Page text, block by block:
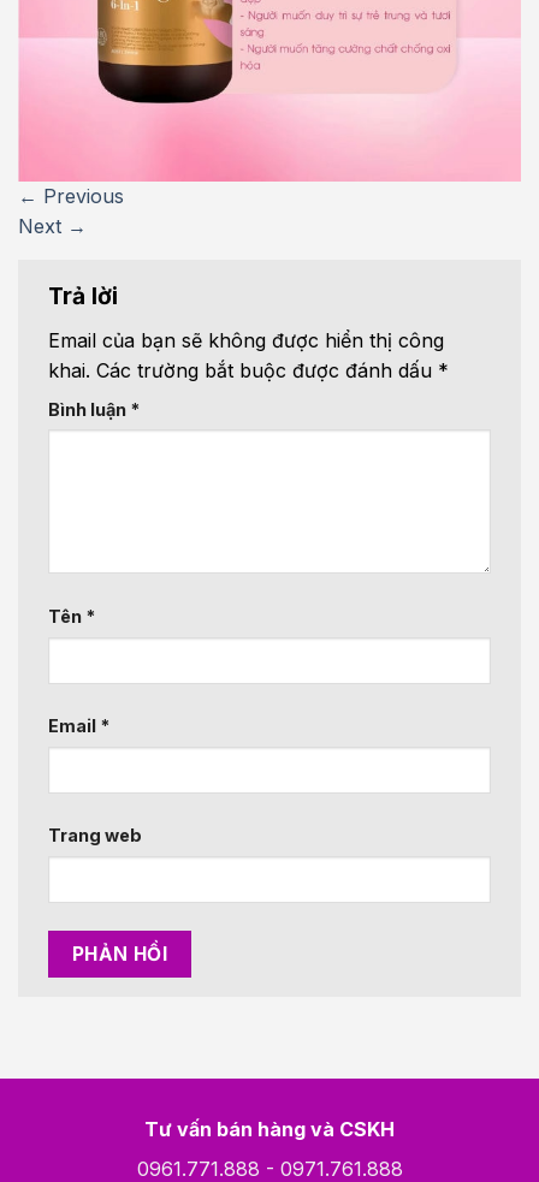
← Previous
Next →
Trả lời
Email của bạn sẽ không được hiển thị công
khai. Các trường bắt buộc được đánh dấu *
Bình luận *
Tên *
Email *
Trang web
Tư vấn bán hàng và CSKH
0961.771.888 - 0971.761.888